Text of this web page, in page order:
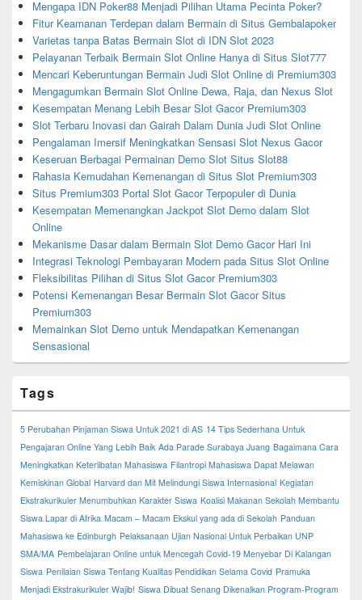
Mengapa IDN Poker88 Menjadi Pilihan Utama Pecinta Poker?
Fitur Keamanan Terdepan dalam Bermain di Situs Gembalapoker
Varietas tanpa Batas Bermain Slot di IDN Slot 2023
Pelayanan Terbaik Bermain Slot Online Hanya di Situs Slot777
Mencari Keberuntungan Bermain Judi Slot Online di Premium303
Mengagumkan Bermain Slot Online Dewa, Raja, dan Nexus Slot
Kesempatan Menang Lebih Besar Slot Gacor Premium303
Slot Terbaru Inovasi dan Gairah Dalam Dunia Judi Slot Online
Pengalaman Imersif Meningkatkan Sensasi Slot Nexus Gacor
Keseruan Berbagai Permainan Demo Slot Situs Slot88
Rahasia Kemudahan Kemenangan di Situs Slot Premium303
Situs Premium303 Portal Slot Gacor Terpopuler di Dunia
Kesempatan Memenangkan Jackpot Slot Demo dalam Slot
Online
Mekanisme Dasar dalam Bermain Slot Demo Gacor Hari Ini
Integrasi Teknologi Pembayaran Modern pada Situs Slot Online
Fleksibilitas Pilihan di Situs Slot Gacor Premium303
Potensi Kemenangan Besar Bermain Slot Gacor Situs
Premium303
Memainkan Slot Demo untuk Mendapatkan Kemenangan
Sensasional
Tags
5 Perubahan Pinjaman Siswa Untuk 2021 di AS 14 Tips Sederhana Untuk
Pengajaran Online Yang Lebih Baik Ada Parade Surabaya Juang Bagaimana Cara
Meningkatkan Keterlibatan Mahasiswa Filantropi Mahasiswa Dapat Melawan
Kemiskinan Global Harvard dan Mit Melindungi Siswa Internasional Kegiatan
Ekstrakurikuler Menumbuhkan Karakter Siswa Koalisi Makanan Sekolah Membantu
Siswa Lapar di Afrika Macam – Macam Ekskul yang ada di Sekolah Panduan
Mahasiswa ke Edinburgh Pelaksanaan Ujian Nasional Untuk Perbaikan UNP
SMA/MA Pembelajaran Online untuk Mencegah Covid-19 Menyebar Di Kalangan
Siswa Penilaian Siswa Tentang Kualitas Pendidikan Selama Covid Pramuka
Menjadi Ekstrakurikuler Wajib! Siswa Dibuat Senang Dikenalkan Program-Program